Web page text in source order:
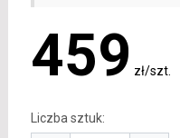
459 zł/szt.
Liczba sztuk: